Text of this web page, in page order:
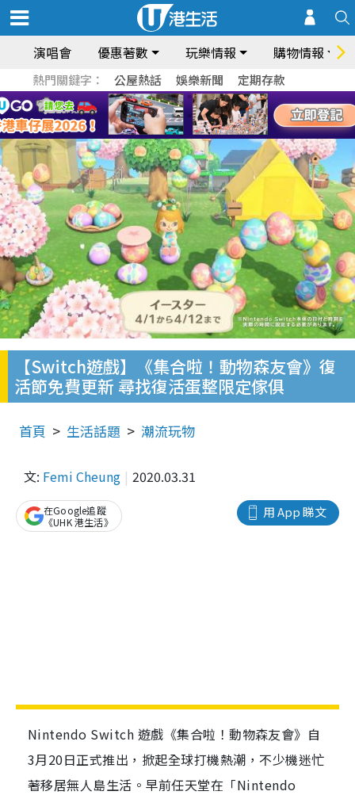
演唱會 優惠著數 玩樂情報 購物情報
熱門關鍵字： 公屋熱話 娛樂新聞 定期存款
【Switch遊戲】《集合啦！動物森友會》復
活節免費更新 尋找復活蛋整限定傢俱
首頁 生活話題 潮流玩物
文: Femi Cheung 2020.03.31
用 App 睇文
在Google追蹤
《UHK 港生活》
Nintendo Switch 遊戲《集合啦！動物森友會》自
3月20日正式推出，掀起全球打機熱潮，不少機迷忙
著移居無人島生活。早前任天堂在「Nintendo